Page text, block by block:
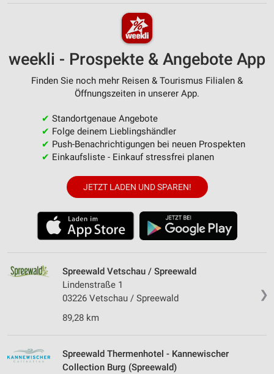
weekli - Prospekte & Angebote App
Finden Sie noch mehr Reisen & Tourismus Filialen &
Öffnungszeiten in unserer App.
✔ Standortgenaue Angebote
✔ Folge deinem Lieblingshändler
✔ Push-Benachrichtigungen bei neuen Prospekten
✔ Einkaufsliste - Einkauf stressfrei planen
JETZT LADEN UND SPAREN!
❯
Spreewald Vetschau / Spreewald
Lindenstraße 1
03226 Vetschau / Spreewald
89,28 km
Spreewald Thermenhotel - Kannewischer
Collection Burg (Spreewald)